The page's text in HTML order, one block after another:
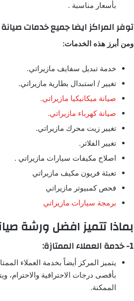
بأسعار مناسبة .
توفر المراكز ايضا جميع خدمات
ومن أبرز هذه الخدمات:
خدمة تبديل سفايف مازيراتي.
تغيير / استبدال بطارية مازيراتي.
صيانة ميكانيكيا مازيراتي.
صيانة كهرباء مازيراتي.
تغيير زيت محرك مازيراتي.
تغيير الفلاتر.
اصلاح مكيفات سيارات مازيراتي .
تعبئة فريون مكيف مازيراتي
فحص كمبيوتر مازيراتي
برمجة سيارات مازيراتي
بماذا تتميز افضل ورشة
1- خدمة العملاء الممتازة:
يتميز المركز أيضاً بخدمة العملاء
بأقصى درجات الاحترافية والاحترام،
الممكنة.